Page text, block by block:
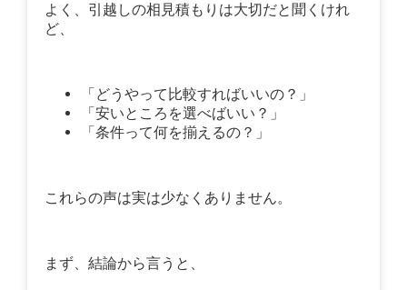
よく、引越しの相見積もりは大切だと聞くけれ
ど、
「どうやって比較すればいいの？」
「安いところを選べばいい？」
「条件って何を揃えるの？」
これらの声は実は少なくありません。
まず、結論から言うと、